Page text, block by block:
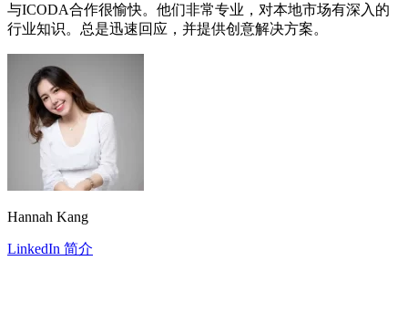
与ICODA合作很愉快。他们非常专业，对本地市场有深入的
行业知识。总是迅速回应，并提供创意解决方案。
Hannah Kang
LinkedIn 简介